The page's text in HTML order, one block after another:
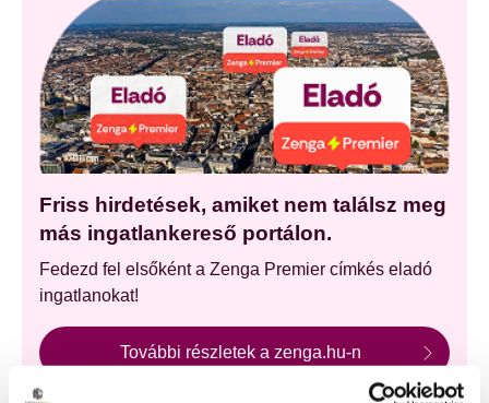
Friss hirdetések, amiket nem találsz meg
más ingatlankereső portálon.
Fedezd fel elsőként a Zenga Premier címkés eladó
ingatlanokat!
További részletek a zenga.hu-n